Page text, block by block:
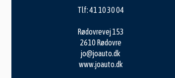
Tlf:41 10 30 04
Rødovrevej 153
2610 Rødovre
jo@joauto.dk
www.joauto.dk